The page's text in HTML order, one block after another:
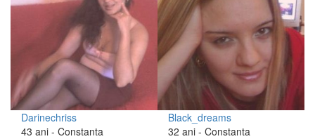
Darinechriss
43 ani - Constanta
Black_dreams
32 ani - Constanta